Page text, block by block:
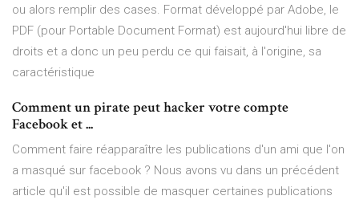
ou alors remplir des cases. Format développé par Adobe, le
PDF (pour Portable Document Format) est aujourd'hui libre de
droits et a donc un peu perdu ce qui faisait, à l'origine, sa
caractéristique
Comment un pirate peut hacker votre compte
Facebook et ...
Comment faire réapparaître les publications d'un ami que l'on
a masqué sur facebook ? Nous avons vu dans un précédent
article qu'il est possible de masquer certaines publications